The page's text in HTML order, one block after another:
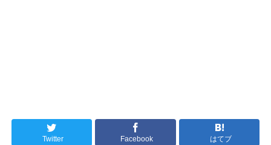
Twitter Facebook はてブ